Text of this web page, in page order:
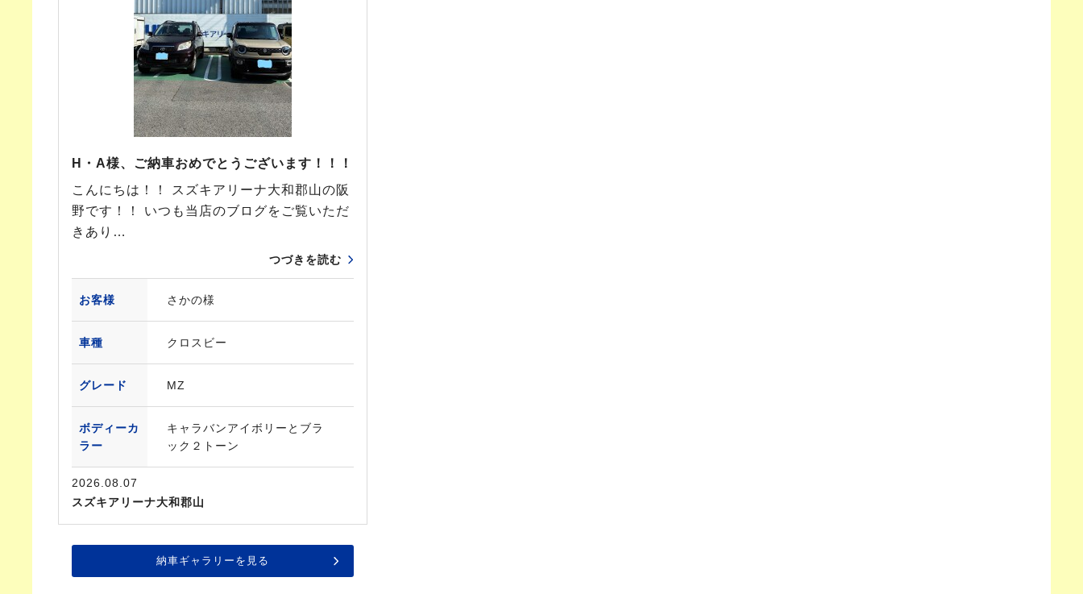
H・A様、ご納車おめでとうございます！！！
こんにちは！！ スズキアリーナ大和郡山の阪
野です！！ いつも当店のブログをご覧いただ
きあり…
つづきを読む
お客様 さかの様
車種 クロスビー
グレード MZ
ボディーカ
ラー
キャラバンアイボリーとブラ
ック２トーン
2026.08.07
スズキアリーナ大和郡山
納車ギャラリーを見る